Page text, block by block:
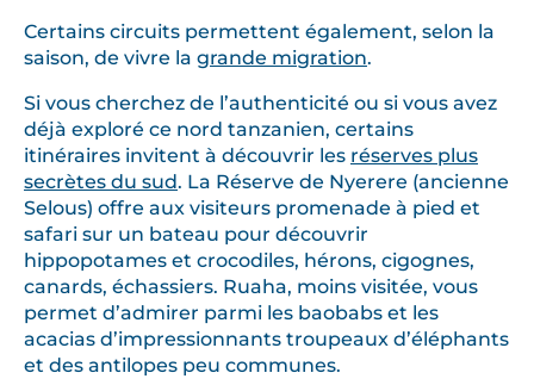
Certains circuits permettent également, selon la
saison, de vivre la grande migration.
Si vous cherchez de l’authenticité ou si vous avez
déjà exploré ce nord tanzanien, certains
itinéraires invitent à découvrir les réserves plus
secrètes du sud. La Réserve de Nyerere (ancienne
Selous) offre aux visiteurs promenade à pied et
safari sur un bateau pour découvrir
hippopotames et crocodiles, hérons, cigognes,
canards, échassiers. Ruaha, moins visitée, vous
permet d’admirer parmi les baobabs et les
acacias d’impressionnants troupeaux d’éléphants
et des antilopes peu communes.